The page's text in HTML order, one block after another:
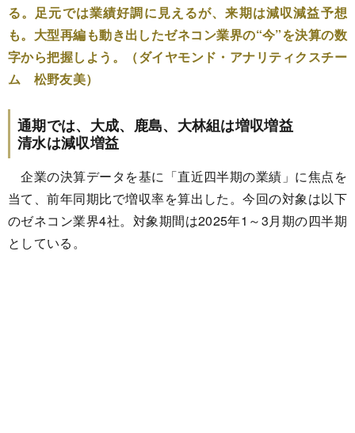
る。足元では業績好調に見えるが、来期は減収減益予想
も。大型再編も動き出したゼネコン業界の“今”を決算の数
字から把握しよう。（ダイヤモンド・アナリティクスチー
ム 松野友美）
通期では、大成、鹿島、大林組は増収増益
清水は減収増益
企業の決算データを基に「直近四半期の業績」に焦点を
当て、前年同期比で増収率を算出した。今回の対象は以下
のゼネコン業界4社。対象期間は2025年1～3月期の四半期
としている。